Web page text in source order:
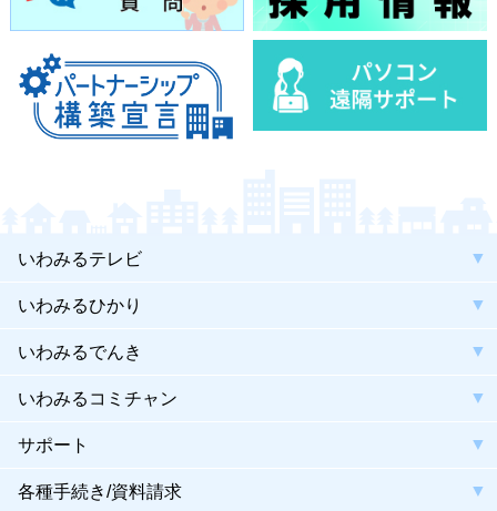
いわみるテレビ
いわみるひかり
いわみるでんき
いわみるコミチャン
サポート
各種手続き/資料請求